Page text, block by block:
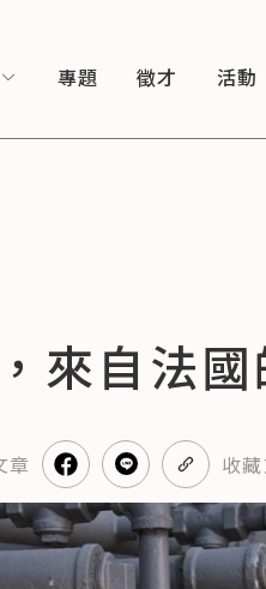
專題 徵才 活動
來自法國
章 收